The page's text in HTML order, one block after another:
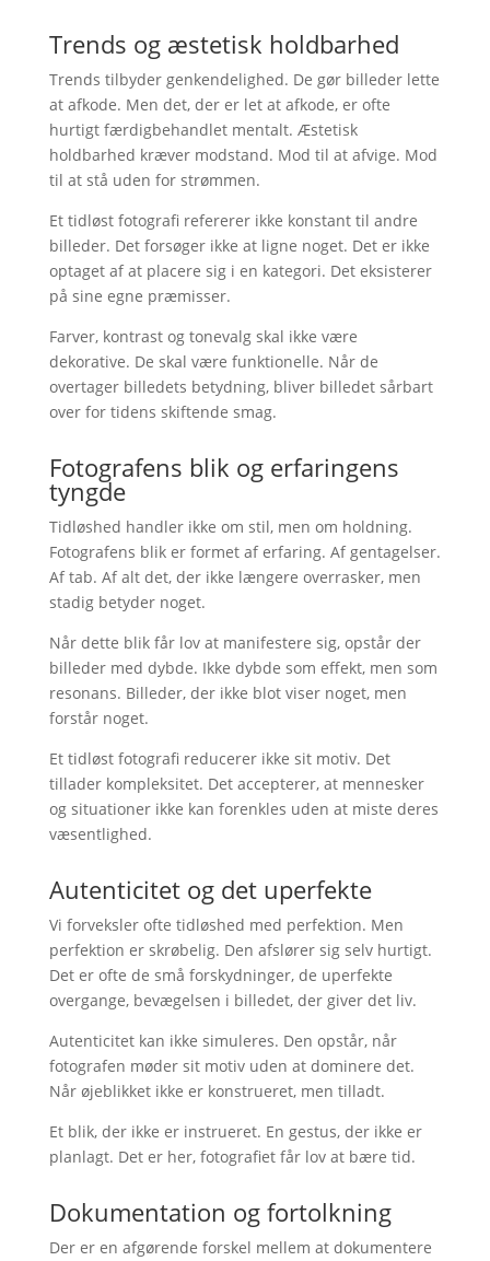
Trends og æstetisk holdbarhed
Trends tilbyder genkendelighed. De gør billeder lette
at afkode. Men det, der er let at afkode, er ofte
hurtigt færdigbehandlet mentalt. Æstetisk
holdbarhed kræver modstand. Mod til at afvige. Mod
til at stå uden for strømmen.
Et tidløst fotografi refererer ikke konstant til andre
billeder. Det forsøger ikke at ligne noget. Det er ikke
optaget af at placere sig i en kategori. Det eksisterer
på sine egne præmisser.
Farver, kontrast og tonevalg skal ikke være
dekorative. De skal være funktionelle. Når de
overtager billedets betydning, bliver billedet sårbart
over for tidens skiftende smag.
Fotografens blik og erfaringens
tyngde
Tidløshed handler ikke om stil, men om holdning.
Fotografens blik er formet af erfaring. Af gentagelser.
Af tab. Af alt det, der ikke længere overrasker, men
stadig betyder noget.
Når dette blik får lov at manifestere sig, opstår der
billeder med dybde. Ikke dybde som effekt, men som
resonans. Billeder, der ikke blot viser noget, men
forstår noget.
Et tidløst fotografi reducerer ikke sit motiv. Det
tillader kompleksitet. Det accepterer, at mennesker
og situationer ikke kan forenkles uden at miste deres
væsentlighed.
Autenticitet og det uperfekte
Vi forveksler ofte tidløshed med perfektion. Men
perfektion er skrøbelig. Den afslører sig selv hurtigt.
Det er ofte de små forskydninger, de uperfekte
overgange, bevægelsen i billedet, der giver det liv.
Autenticitet kan ikke simuleres. Den opstår, når
fotografen møder sit motiv uden at dominere det.
Når øjeblikket ikke er konstrueret, men tilladt.
Et blik, der ikke er instrueret. En gestus, der ikke er
planlagt. Det er her, fotografiet får lov at bære tid.
Dokumentation og fortolkning
Der er en afgørende forskel mellem at dokumentere